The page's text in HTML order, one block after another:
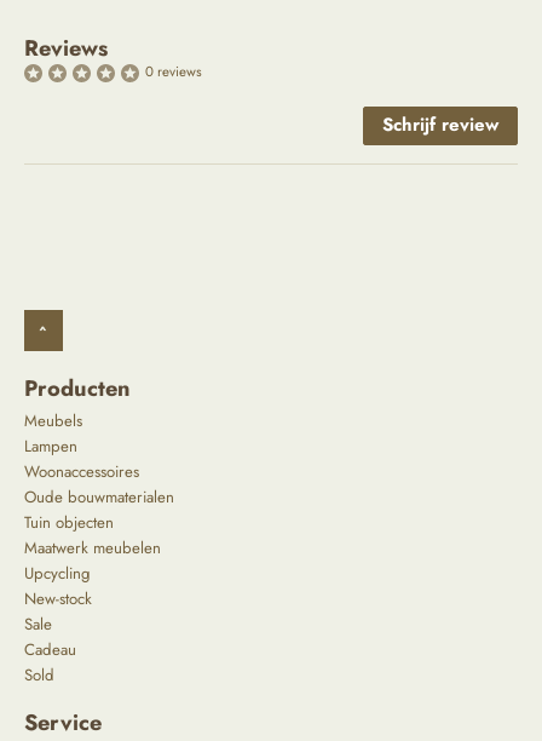
Reviews
0 reviews
Schrijf review
^
Producten
Meubels
Lampen
Woonaccessoires
Oude bouwmaterialen
Tuin objecten
Maatwerk meubelen
Upcycling
New-stock
Sale
Cadeau
Sold
Service